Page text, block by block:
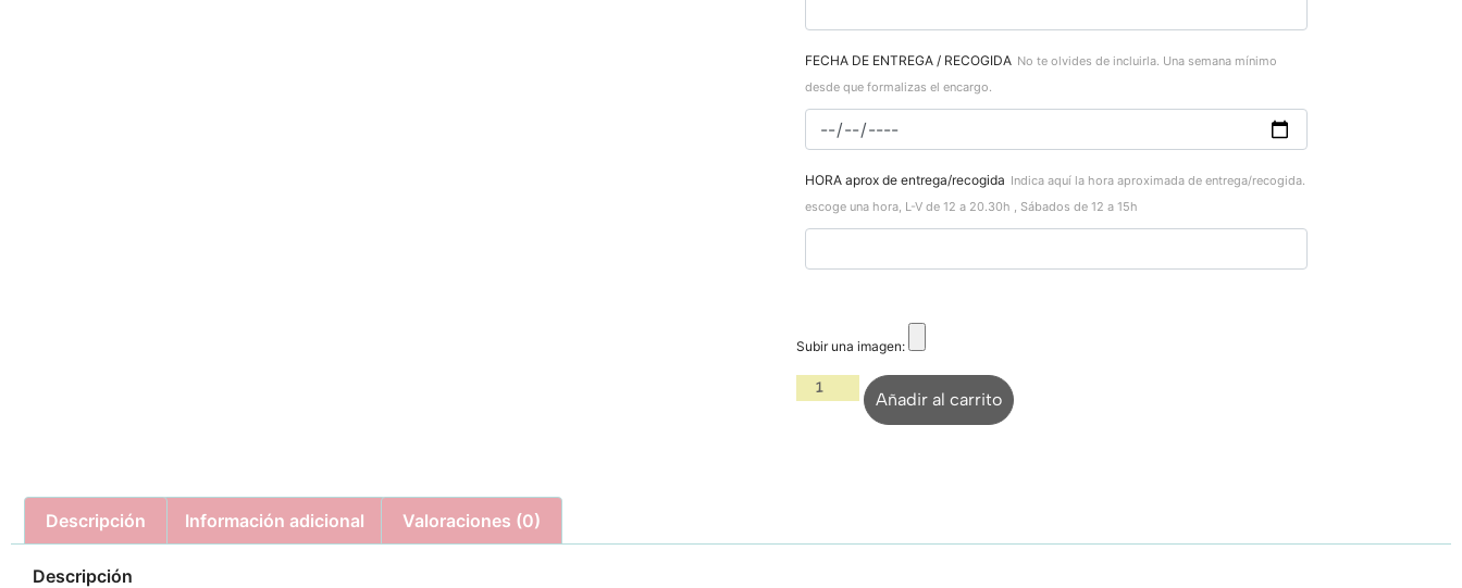
FECHA DE ENTREGA / RECOGIDA No te olvides de incluirla. Una semana mínimo
desde que formalizas el encargo.
HORA aprox de entrega/recogida Indica aquí la hora aproximada de entrega/recogida.
escoge una hora, L-V de 12 a 20.30h , Sábados de 12 a 15h
Subir una imagen:
Añadir al carrito
Descripción Información adicional Valoraciones (0)
Descripción